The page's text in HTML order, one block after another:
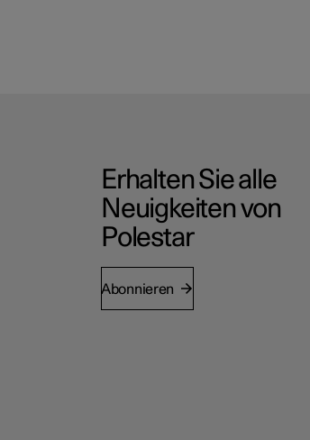
Erhalten Sie alle
Neuigkeiten von
Polestar
Abonnieren